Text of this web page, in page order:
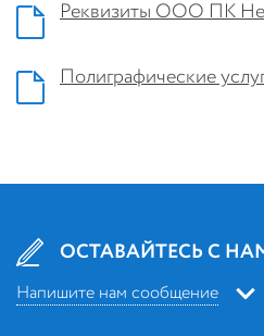
Реквизиты ООО ПК
Полиграфические
ОСТАВАЙТЕСЬ С
Напишите нам сообщение